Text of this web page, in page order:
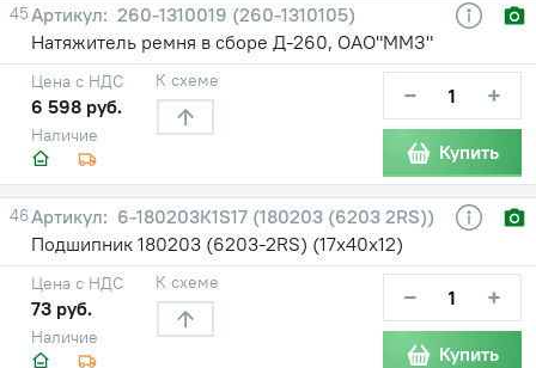
45
260-1310019 (260-1310105)
Натяжитель ремня в сборе Д-260, ОАО"ММЗ"
Наличие
Цена с НДС
6 598 руб.
К схеме − +
Купить
46
6-180203К1S17 (180203 (6203 2RS))
Подшипник 180203 (6203-2RS) (17х40х12)
Наличие
Цена с НДС
73 руб.
К схеме − +
Купить